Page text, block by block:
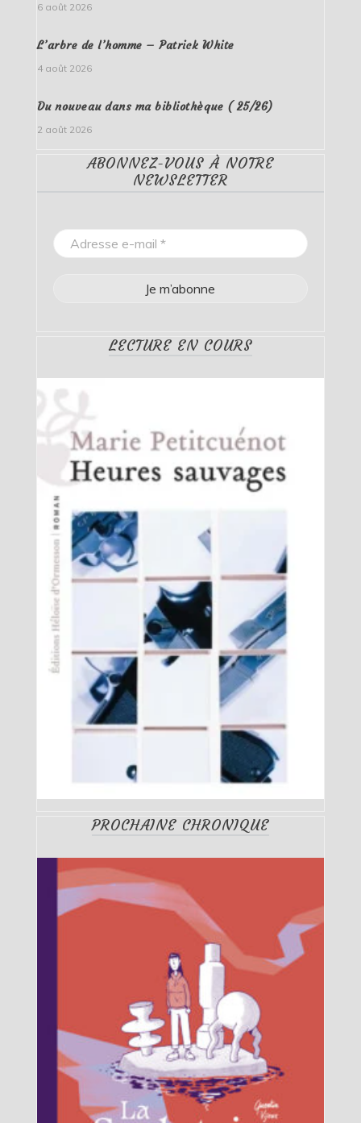
6 août 2026
L’arbre de l’homme – Patrick White
4 août 2026
Du nouveau dans ma bibliothèque ( 25/26)
2 août 2026
ABONNEZ-VOUS À NOTRE
NEWSLETTER
LECTURE EN COURS
PROCHAINE CHRONIQUE